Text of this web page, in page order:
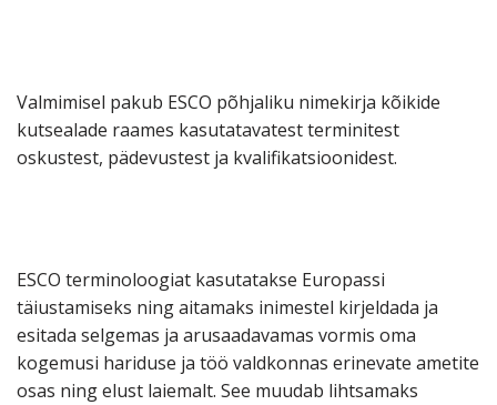
Valmimisel pakub ESCO põhjaliku nimekirja kõikide
kutsealade raames kasutatavatest terminitest
oskustest, pädevustest ja kvalifikatsioonidest.
ESCO terminoloogiat kasutatakse Europassi
täiustamiseks ning aitamaks inimestel kirjeldada ja
esitada selgemas ja arusaadavamas vormis oma
kogemusi hariduse ja töö valdkonnas erinevate ametite
osas ning elust laiemalt. See muudab lihtsamaks